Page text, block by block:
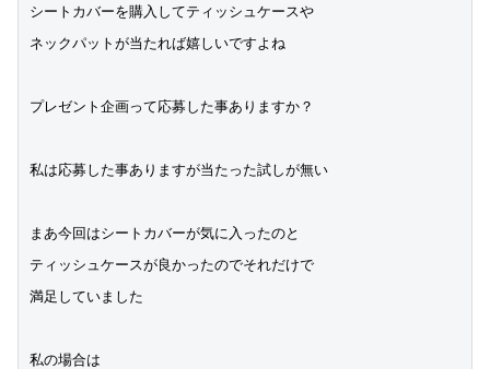
シートカバーを購入してティッシュケースや
ネックパットが当たれば嬉しいですよね
プレゼント企画って応募した事ありますか？
私は応募した事ありますが当たった試しが無い
まあ今回はシートカバーが気に入ったのと
ティッシュケースが良かったのでそれだけで
満足していました
私の場合は